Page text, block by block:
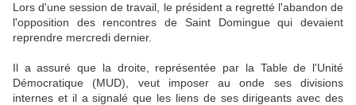
Lors d'une session de travail, le président a regretté l'abandon de
l'opposition des rencontres de Saint Domingue qui devaient
reprendre mercredi dernier.
Il a assuré que la droite, représentée par la Table de l'Unité
Démocratique (MUD), veut imposer au onde ses divisions
internes et il a signalé que les liens de ses dirigeants avec des